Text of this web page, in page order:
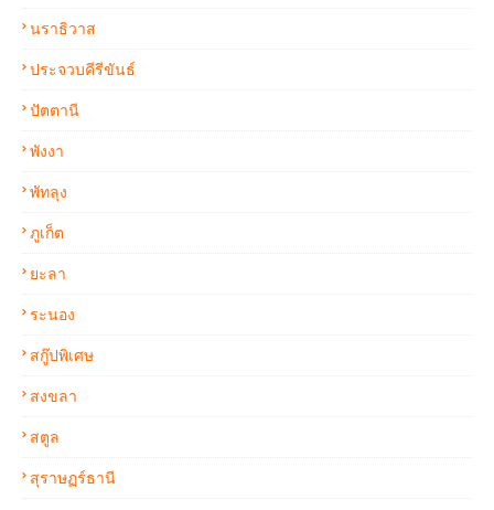
นราธิวาส
ประจวบคีรีขันธ์
ปัตตานี
พังงา
พัทลุง
ภูเก็ต
ยะลา
ระนอง
สกู๊ปพิเศษ
สงขลา
สตูล
สุราษฏร์ธานี